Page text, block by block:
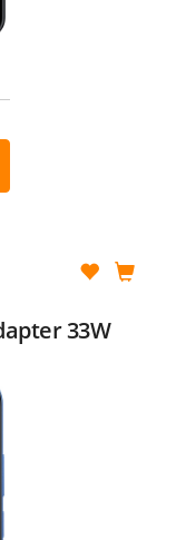
33W